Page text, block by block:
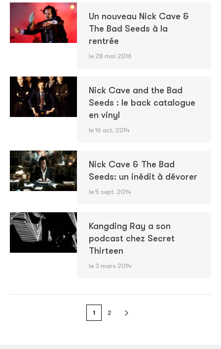
Un nouveau Nick Cave &
The Bad Seeds à la
rentrée
le 28 mai 2016
Nick Cave and the Bad
Seeds : le back catalogue
en vinyl
le 16 oct. 2014
Nick Cave & The Bad
Seeds: un inédit à dévorer
le 5 sept. 2014
Kangding Ray a son
podcast chez Secret
Thirteen
le 3 mars 2014
1 2